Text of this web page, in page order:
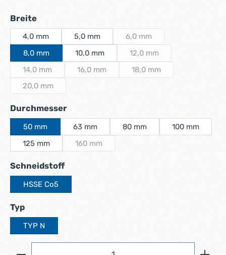
Breiteauswählen
4,0 mm 5,0 mm 6,0 mm
8,0 mm 10,0 mm 12,0 mm
14,0 mm
(Diese Option ist zurzeit nicht verfügbar.)
16,0 mm
(Diese Option ist zurzeit nicht verfügbar.)
18,0 mm
20,0 mm
Durchmesserauswählen
50 mm 63 mm 80 mm
100 mm
125 mm
160 mm
Schneidstoffauswählen
HSSE Co5
Typauswählen
TYP N
Produkt Anzahl: Gib den gewünschten Wert ein